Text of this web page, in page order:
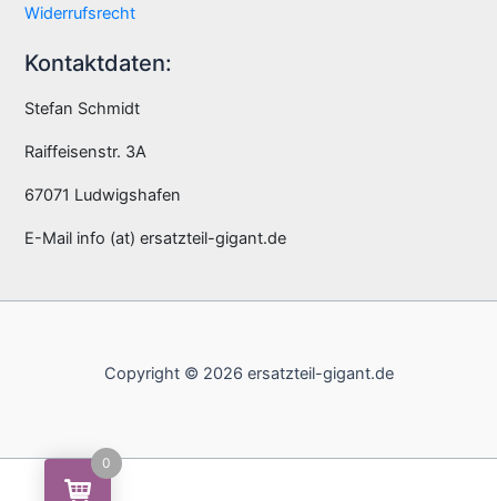
Widerrufsrecht
Kontaktdaten:
Stefan Schmidt
Raiffeisenstr. 3A
67071 Ludwigshafen
E-Mail info (at) ersatzteil-gigant.de
Copyright © 2026 ersatzteil-gigant.de
0